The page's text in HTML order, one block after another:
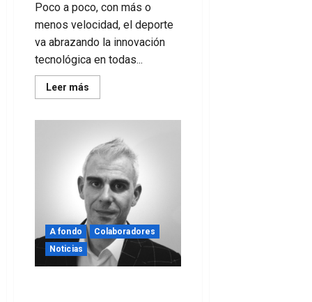
Poco a poco, con más o
menos velocidad, el deporte
va abrazando la innovación
tecnológica en todas...
Leer más
más
tecnológicas
en
deporte
A fondo
Colaboradores
Noticias